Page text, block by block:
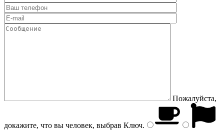
Пожалуйста,
докажите, что вы человек, выбрав Ключ.